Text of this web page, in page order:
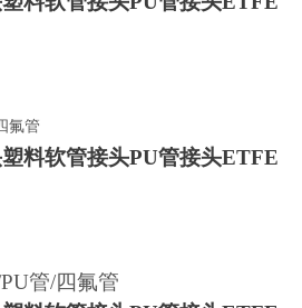
氟管
料软管接头PU管接头ETFE
管/四氟管